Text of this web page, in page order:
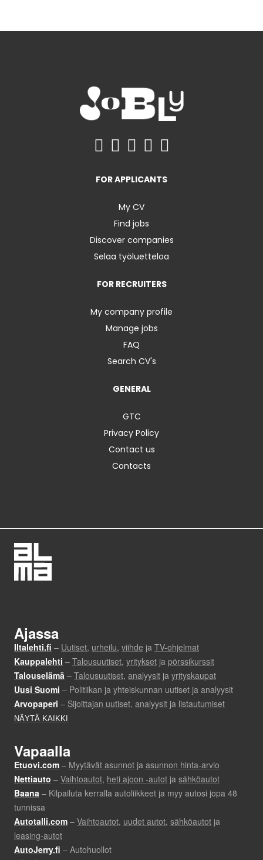
FOR APPLICANTS
My CV
Find jobs
Discover companies
Selaa työluetteloa
FOR RECRUITERS
My company profile
Manage jobs
FAQ
Search CV's
GENERAL
GTC
Privacy Policy
Contact us
Contacts